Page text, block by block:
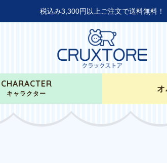
税込み3,300円以上ご注文で送料無料！
CHARACTER
キャラクター